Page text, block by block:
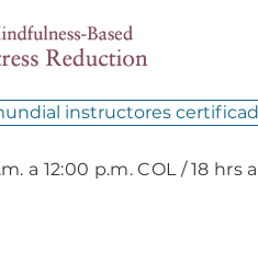
instructores
a 12:00 p.m. COL / 18 hrs